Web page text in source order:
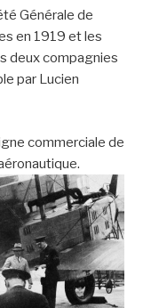
Générale de
en 1919 et les
deux compagnies
par Lucien
commerciale de